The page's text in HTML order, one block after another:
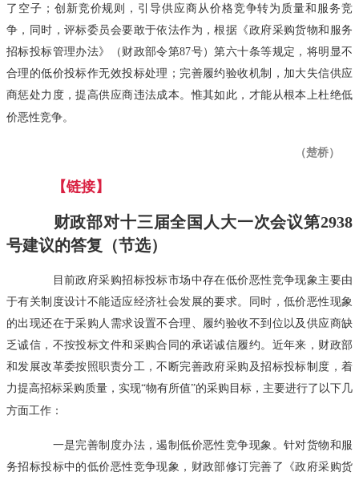
了空子；创新竞价规则，引导供应商从价格竞争转为质量和服务竞
争，同时，评标委员会要敢于依法作为，根据《政府采购货物和服务
招标投标管理办法》（财政部令第87号）第六十条等规定，将明显不
合理的低价投标作无效投标处理；完善履约验收机制，加大失信供应
商惩处力度，提高供应商违法成本。惟其如此，才能从根本上杜绝低
价恶性竞争。
（楚桥）
【链接】
财政部对十三届全国人大一次会议第2938
号建议的答复（节选）
目前政府采购招标投标市场中存在低价恶性竞争现象主要由
于有关制度设计不能适应经济社会发展的要求。同时，低价恶性现象
的出现还在于采购人需求设置不合理、履约验收不到位以及供应商缺
乏诚信，不按投标文件和采购合同的承诺诚信履约。近年来，财政部
和发展改革委按照职责分工，不断完善政府采购及招标投标制度，着
力提高招标采购质量，实现“物有所值”的采购目标，主要进行了以下几
方面工作：
一是完善制度办法，遏制低价恶性竞争现象。针对货物和服
务招标投标中的低价恶性竞争现象，财政部修订完善了《政府采购货